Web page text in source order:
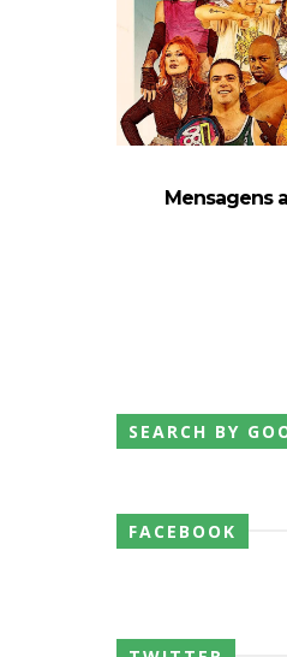
WWE: Nikki
SCSA867-Aug 07
AEW: Samoa
Agente livre
WWE:
ESTAGNAÇÃO
Mensagens
SEARCH BY
FACEBOOK